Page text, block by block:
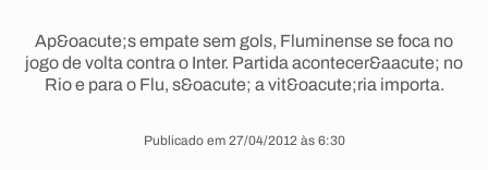
Ap&oacute;s empate sem gols, Fluminense se foca no
jogo de volta contra o Inter. Partida acontecer&aacute; no
Rio e para o Flu, s&oacute; a vit&oacute;ria importa.
Publicado em 27/04/2012 às 6:30